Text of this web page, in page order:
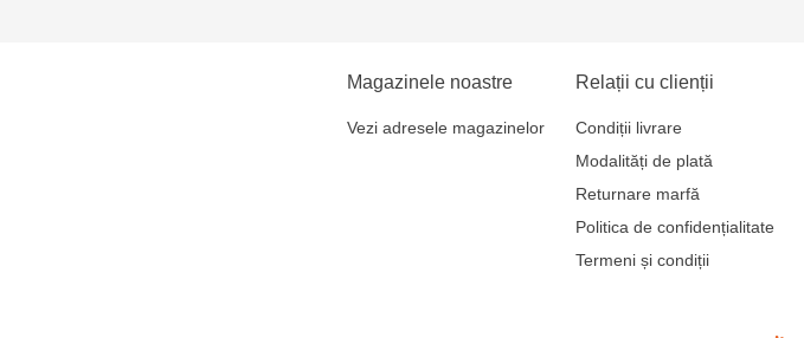
Magazinele noastre
Vezi adresele magazinelor
Relații cu clienții
Condiții livrare
Modalități de plată
Returnare marfă
Politica de confidențialitate
Termeni și condiții